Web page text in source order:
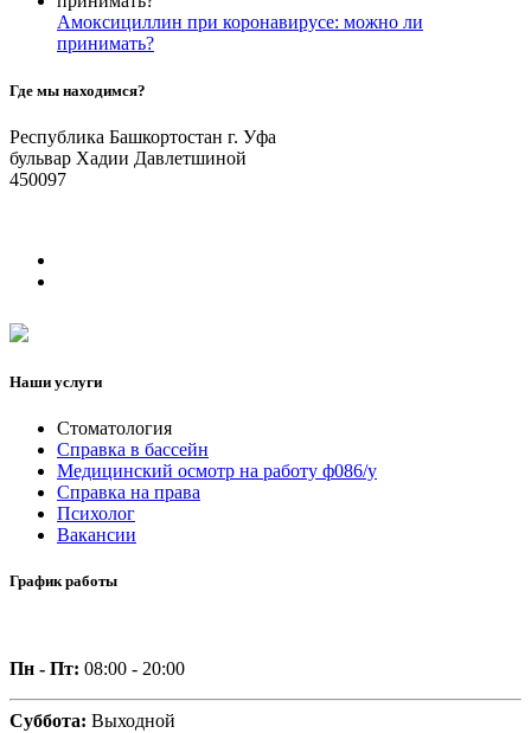
Амоксициллин при коронавирусе: можно ли
принимать?
Где мы находимся?
Республика Башкортостан г. Уфа
бульвар Хадии Давлетшиной
450097
Наши услуги
Стоматология
Справка в бассейн
Медицинский осмотр на работу ф086/у
Справка на права
Психолог
Вакансии
График работы
Пн - Пт: 08:00 - 20:00
Суббота: Выходной